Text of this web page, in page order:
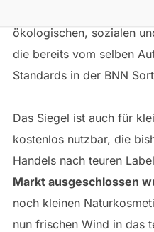
ökologischen, sozialen
die bereits vom selben
Standards in der BNN
Das Siegel ist auch für
kostenlos nutzbar, die
Handels nach teuren
Markt ausgeschlossen
noch kleinen
nun frischen Wind in das